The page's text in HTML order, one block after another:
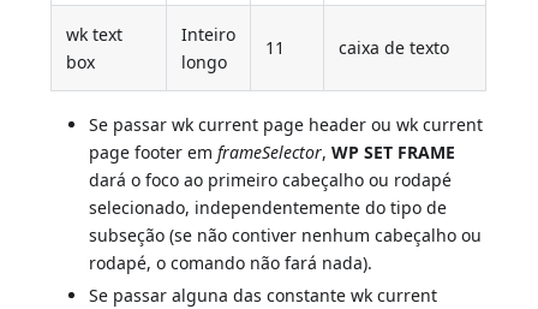
wk text
box
Inteiro
longo
11 caixa de texto
Se passar wk current page header ou wk current
page footer emframeSelector,WP SET FRAME
dará o foco ao primeiro cabeçalho ou rodapé
selecionado, independentemente do tipo de
subseção (se não contiver nenhum cabeçalho ou
rodapé, o comando não fará nada).
Se passar alguna das constante wk current